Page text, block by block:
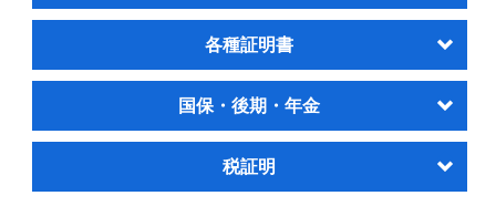
本サイトのご利用案内
各種証明書
国保・後期・年金
税証明